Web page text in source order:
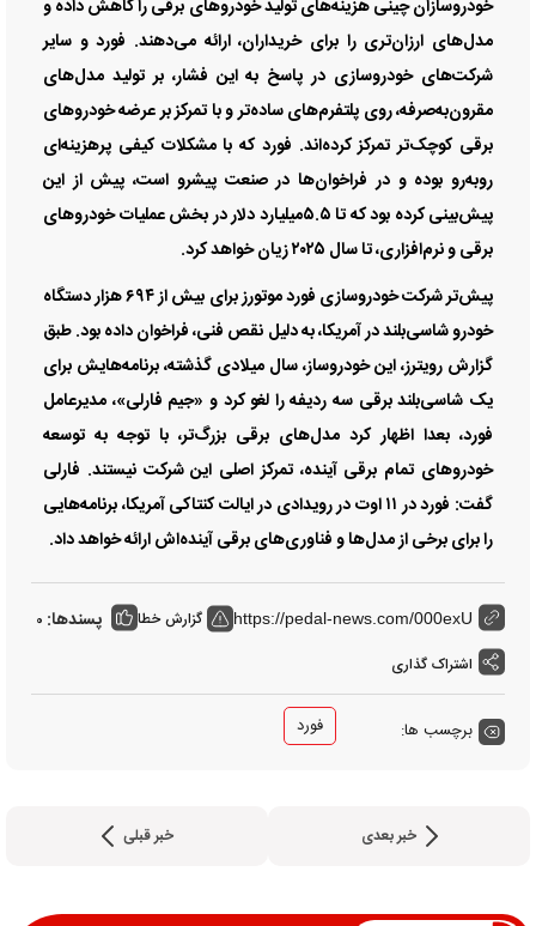
خودروسازان چینی هزینه‌های تولید خودرو‌های برقی را کاهش داده و
مدل‌های ارزان‌تری را برای خریداران، ارائه می‌دهند. فورد و سایر
شرکت‌های خودروسازی در پاسخ به این فشار، بر تولید مدل‌های
مقرون‌به‌صرفه، روی پلتفرم‌های ساده‌تر و با تمرکز بر عرضه خودرو‌های
برقی کوچک‌تر تمرکز کرده‌اند. فورد که با مشکلات کیفی پرهزینه‌ای
روبه‌رو بوده و در فراخوان‌ها در صنعت پیشرو است، پیش از این
پیش‌بینی کرده بود که تا ۵.۵‌میلیارد دلار در بخش عملیات خودرو‌های
برقی و نرم‌افزاری، تا سال ۲۰۲۵ زیان خواهد کرد.
پیش‌تر شرکت خودروسازی فورد موتورز برای بیش از ۶۹۴ هزار دستگاه
خودرو شاسی‌بلند در آمریکا، به دلیل نقص فنی، فراخوان داده بود. طبق
گزارش رویترز، این خودروساز، سال میلادی گذشته، برنامه‌هایش برای
یک شاسی‌بلند برقی سه ردیفه را لغو کرد و «جیم فارلی»، مدیرعامل
فورد، بعدا اظهار کرد مدل‌های برقی بزرگ‌تر، با توجه به توسعه
خودرو‌های تمام برقی آینده، تمرکز اصلی این شرکت نیستند. فارلی
گفت: فورد در ۱۱ اوت در رویدادی در ایالت کنتاکی آمریکا، برنامه‌هایی
را برای برخی از مدل‌ها و فناوری‌های برقی آینده‌اش ارائه خواهد داد.
https://pedal-news.com/000exU گزارش خطا پسندها: 0
اشتراک گذاری
برچسب ها: فورد
خبر بعدی خبر قبلی